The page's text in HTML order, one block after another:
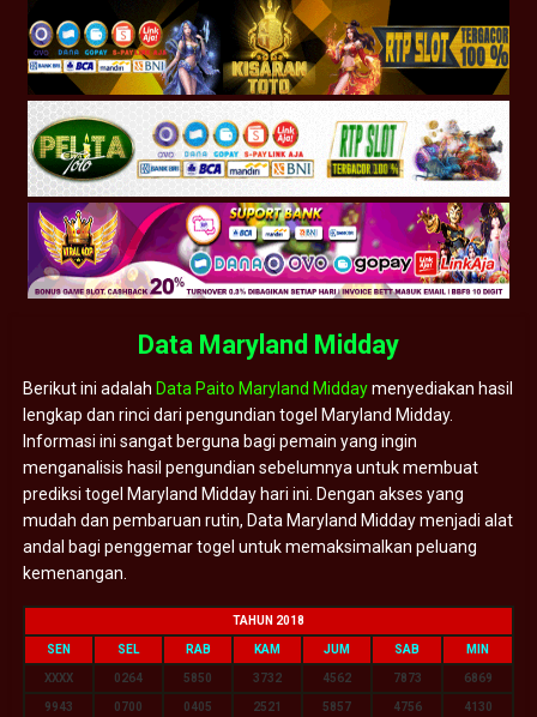
Data Maryland Midday
Berikut ini adalah Data Paito Maryland Middaymenyediakan hasil
lengkap dan rinci dari pengundian togel Maryland Midday.
Informasi ini sangat berguna bagi pemain yang ingin
menganalisis hasil pengundian sebelumnya untuk membuat
prediksi togel Maryland Midday hari ini. Dengan akses yang
mudah dan pembaruan rutin, Data Maryland Midday menjadi alat
andal bagi penggemar togel untuk memaksimalkan peluang
kemenangan.
TAHUN 2018
SEN SEL RAB KAM JUM SAB MIN
XXXX 0264 5850 3732 4562 7873 6869
9943 0700 0405 2521 5857 4756 4130